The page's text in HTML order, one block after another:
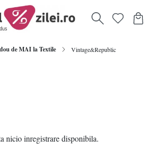
de MAI la Textile Vintage&Republic
nicio inregistrare disponibila.